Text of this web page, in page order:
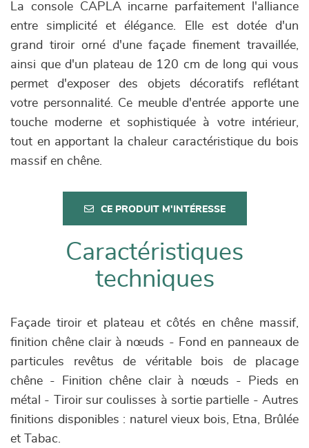
La console CAPLA incarne parfaitement l'alliance
entre simplicité et élégance. Elle est dotée d'un
grand tiroir orné d'une façade finement travaillée,
ainsi que d'un plateau de 120 cm de long qui vous
permet d'exposer des objets décoratifs reflétant
votre personnalité. Ce meuble d'entrée apporte une
touche moderne et sophistiquée à votre intérieur,
tout en apportant la chaleur caractéristique du bois
massif en chêne.
CE PRODUIT M'INTÉRESSE
Caractéristiques
techniques
Façade tiroir et plateau et côtés en chêne massif,
finition chêne clair à nœuds - Fond en panneaux de
particules revêtus de véritable bois de placage
chêne - Finition chêne clair à nœuds - Pieds en
métal - Tiroir sur coulisses à sortie partielle - Autres
finitions disponibles : naturel vieux bois, Etna, Brûlée
et Tabac.